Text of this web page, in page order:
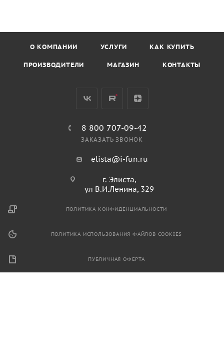
О КОМПАНИИ УСЛУГИ КАК КУПИТЬ
ПРОИЗВОДИТЕЛИ МАГАЗИН КОНТАКТЫ
8 800 707-09-42
ЗАКАЗАТЬ ЗВОНОК
elista@i-fun.ru
г. Элиста,
ул В.И.Ленина, 329
ПОЛИТИКА КОНФИДЕНЦИАЛЬНОСТИ
ПОЛИТИКА ИСПОЛЬЗОВАНИЯ ФАЙЛОВ COOKIES
ПУБЛИЧНАЯ ОФЕРТА